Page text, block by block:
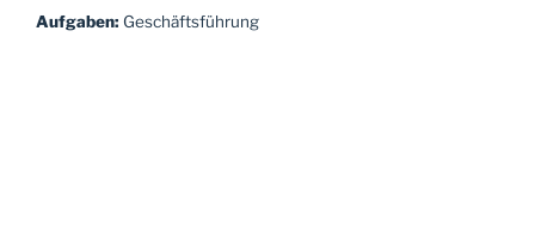
Aufgaben: Geschäftsführung